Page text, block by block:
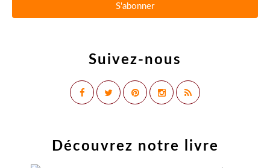
Suivez-nous
Découvrez notre livre